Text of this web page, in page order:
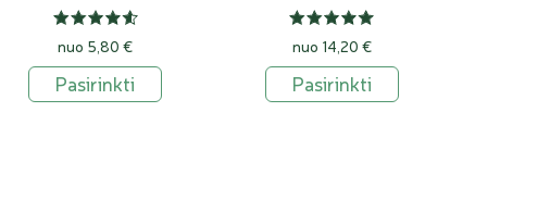
nuo 5,80 €
Pasirinkti
nuo 14,20 €
Pasirinkti